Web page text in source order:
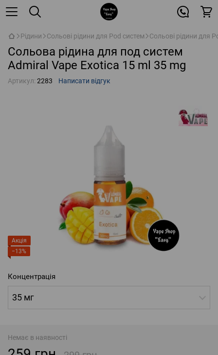
Рідини Сольові рідини для Pod систем Сольові рідини для
Сольова рідина для под систем
Admiral Vape Exotica 15 ml 35 mg
Артикул: 2283 Написати відгук
Акція
−13%
Концентрація
35 мг
Немає в наявності